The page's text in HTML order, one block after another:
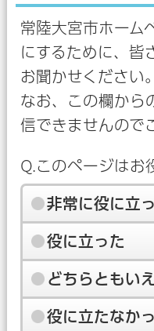
常陸大宮市ホーム
にするために、皆
お聞かせください。
なお、この欄から
信できませんので
Q.このページはお
非常に役に立
役に立った
どちらともい
役に立たなか